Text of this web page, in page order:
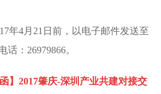
年4月21日前，以电子邮件发送至
话：26979866。
函】2017肇庆-深圳产业共建对接交